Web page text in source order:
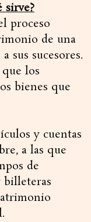
sirve?
proceso
de una
sus sucesores.
los
bienes que
y cuentas
a las que
de
billeteras